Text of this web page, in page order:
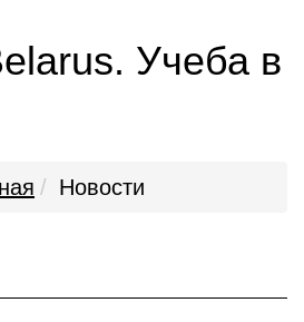
Учеба в
Новости